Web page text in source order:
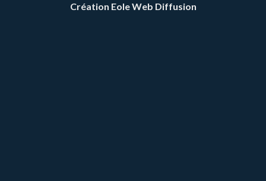
Création Eole Web Diffusion